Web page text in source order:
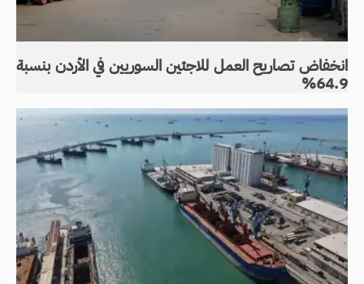
انخفاض تصاريح العمل للاجئين السوريين في الأردن بنسبة
64.9%